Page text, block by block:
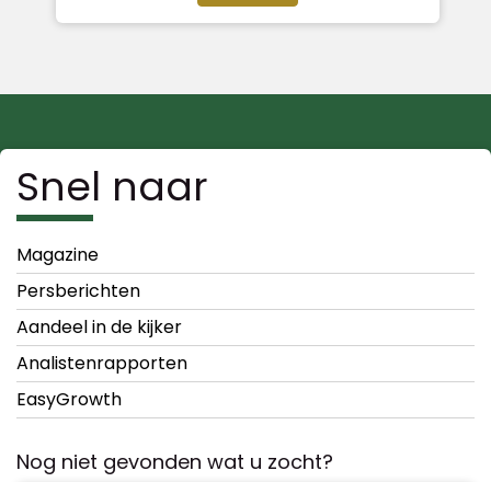
Snel naar
Magazine
Persberichten
Aandeel in de kijker
Analistenrapporten
EasyGrowth
Nog niet gevonden wat u zocht?